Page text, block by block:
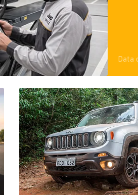
Data